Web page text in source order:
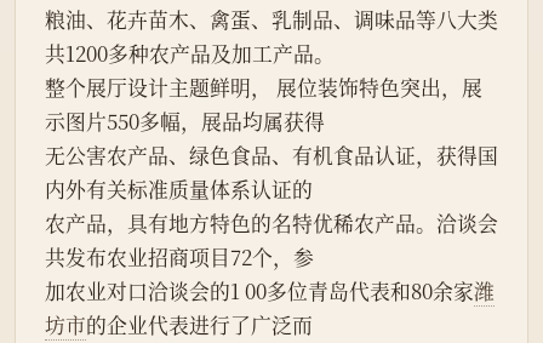
粮油、花卉苗木、禽蛋、乳制品、调味品等八大类
共1200多种农产品及加工产品。
整个展厅设计主题鲜明， 展位装饰特色突出，展
示图片550多幅，展品均属获得
无公害农产品、绿色食品、有机食品认证，获得国
内外有关标准质量体系认证的
农产品，具有地方特色的名特优稀农产品。洽谈会
共发布农业招商项目72个，参
加农业对口洽谈会的1 00多位青岛代表和80余家潍
坊市的企业代表进行了广泛而